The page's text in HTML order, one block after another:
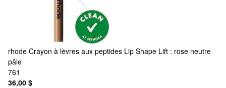
rhode Crayon à lèvres aux peptides Lip Shape Lift : rose neutre
pâle
761
36,00 $